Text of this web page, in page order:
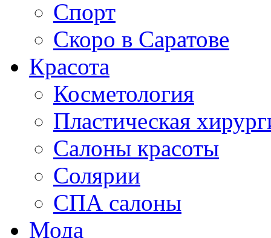
Спорт
Скоро в Саратове
Красота
Косметология
Пластическая
Салоны красоты
Солярии
СПА салоны
Мода